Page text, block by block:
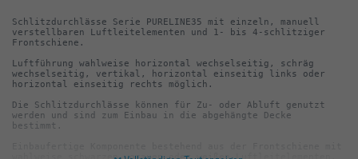
Schlitzdurchlässe Serie PURELINE35 mit einzeln, manuell
verstellbaren Luftleitelementen und 1- bis 4-schlitziger
Luftführung wahlweise horizontal wechselseitig, schräg
wechselseitig, vertikal, horizontal einseitig links oder
Die Schlitzdurchlässe können für Zu- oder Abluft genutzt
werden und sind zum Einbau in die abgehängte Decke